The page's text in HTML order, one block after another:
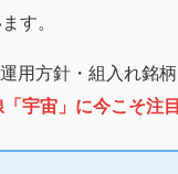
す。
用方針・組入れ銘
宇宙」に今こそ注目